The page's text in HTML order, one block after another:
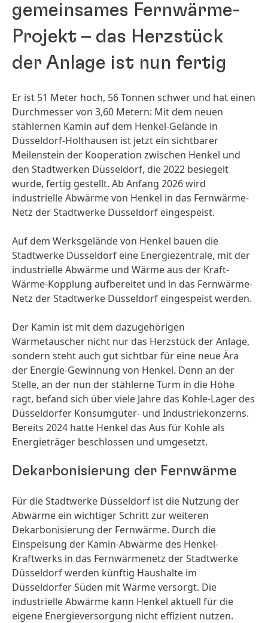
gemeinsames Fernwärme-
Projekt – das Herzstück
der Anlage ist nun fertig
Er ist 51 Meter hoch, 56 Tonnen schwer und hat einen
Durchmesser von 3,60 Metern: Mit dem neuen
stählernen Kamin auf dem Henkel-Gelände in
Düsseldorf-Holthausen ist jetzt ein sichtbarer
Meilenstein der Kooperation zwischen Henkel und
den Stadtwerken Düsseldorf, die 2022 besiegelt
wurde, fertig gestellt. Ab Anfang 2026 wird
industrielle Abwärme von Henkel in das Fernwärme-
Netz der Stadtwerke Düsseldorf eingespeist.
Auf dem Werksgelände von Henkel bauen die
Stadtwerke Düsseldorf eine Energiezentrale, mit der
industrielle Abwärme und Wärme aus der Kraft-
Wärme-Kopplung aufbereitet und in das Fernwärme-
Netz der Stadtwerke Düsseldorf eingespeist werden.
Der Kamin ist mit dem dazugehörigen
Wärmetauscher nicht nur das Herzstück der Anlage,
sondern steht auch gut sichtbar für eine neue Ära
der Energie-Gewinnung von Henkel. Denn an der
Stelle, an der nun der stählerne Turm in die Höhe
ragt, befand sich über viele Jahre das Kohle-Lager des
Düsseldorfer Konsumgüter- und Industriekonzerns.
Bereits 2024 hatte Henkel das Aus für Kohle als
Energieträger beschlossen und umgesetzt.
Dekarbonisierung der Fernwärme
Für die Stadtwerke Düsseldorf ist die Nutzung der
Abwärme ein wichtiger Schritt zur weiteren
Dekarbonisierung der Fernwärme. Durch die
Einspeisung der Kamin-Abwärme des Henkel-
Kraftwerks in das Fernwärmenetz der Stadtwerke
Düsseldorf werden künftig Haushalte im
Düsseldorfer Süden mit Wärme versorgt. Die
industrielle Abwärme kann Henkel aktuell für die
eigene Energieversorgung nicht effizient nutzen.